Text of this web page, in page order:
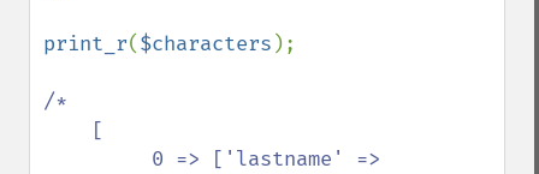
print_r($characters );
/*